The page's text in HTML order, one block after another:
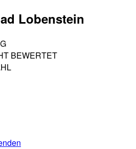
Lobenstein
BEWERTET